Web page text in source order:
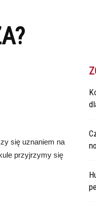
się uznaniem na
przyjrzymy się